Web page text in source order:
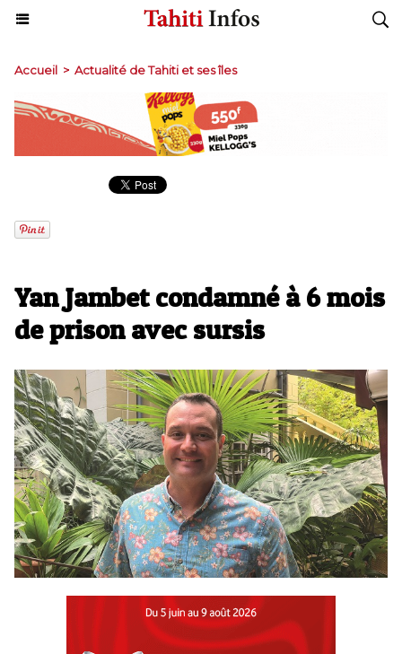
Accueil > Actualité de Tahiti et ses îles
​Yan Jambet condamné à 6 mois
de prison avec sursis